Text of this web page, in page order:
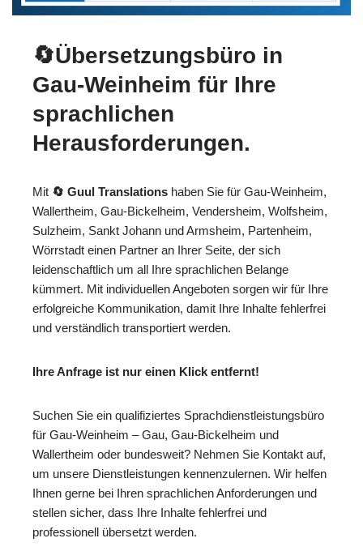
🔄Übersetzungsbüro in
Gau-Weinheim für Ihre
sprachlichen
Herausforderungen.
Mit 🔄 Guul Translations haben Sie für Gau-Weinheim,
Wallertheim, Gau-Bickelheim, Vendersheim, Wolfsheim,
Sulzheim, Sankt Johann und Armsheim, Partenheim,
Wörrstadt einen Partner an Ihrer Seite, der sich
leidenschaftlich um all Ihre sprachlichen Belange
kümmert. Mit individuellen Angeboten sorgen wir für Ihre
erfolgreiche Kommunikation, damit Ihre Inhalte fehlerfrei
und verständlich transportiert werden.
Ihre Anfrage ist nur einen Klick entfernt!
Suchen Sie ein qualifiziertes Sprachdienstleistungsbüro
für Gau-Weinheim – Gau, Gau-Bickelheim und
Wallertheim oder bundesweit? Nehmen Sie Kontakt auf,
um unsere Dienstleistungen kennenzulernen. Wir helfen
Ihnen gerne bei Ihren sprachlichen Anforderungen und
stellen sicher, dass Ihre Inhalte fehlerfrei und
professionell übersetzt werden.